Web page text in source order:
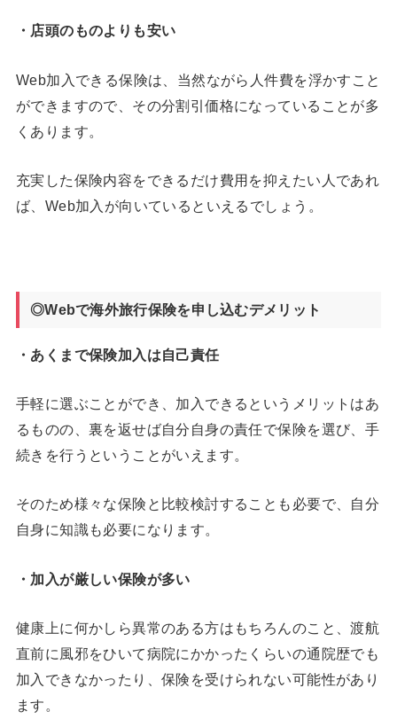
・店頭のものよりも安い
Web加入できる保険は、当然ながら人件費を浮かすこと
ができますので、その分割引価格になっていることが多
くあります。
充実した保険内容をできるだけ費用を抑えたい人であれ
ば、Web加入が向いているといえるでしょう。
◎Webで海外旅行保険を申し込むデメリット
・あくまで保険加入は自己責任
手軽に選ぶことができ、加入できるというメリットはあ
るものの、裏を返せば自分自身の責任で保険を選び、手
続きを行うということがいえます。
そのため様々な保険と比較検討することも必要で、自分
自身に知識も必要になります。
・加入が厳しい保険が多い
健康上に何かしら異常のある方はもちろんのこと、渡航
直前に風邪をひいて病院にかかったくらいの通院歴でも
加入できなかったり、保険を受けられない可能性があり
ます。